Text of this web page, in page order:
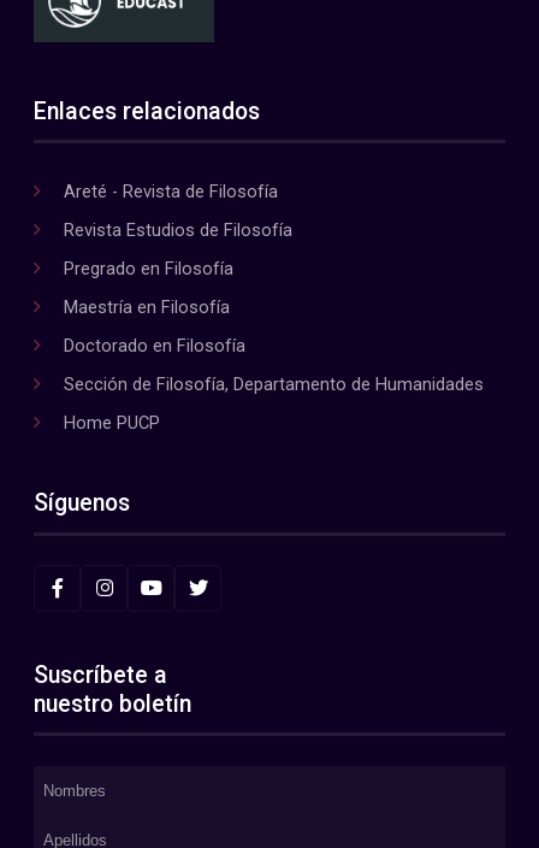
Enlaces relacionados
Areté - Revista de Filosofía
Revista Estudios de Filosofía
Pregrado en Filosofía
Maestría en Filosofía
Doctorado en Filosofía
Sección de Filosofía, Departamento de Humanidades
Home PUCP
Síguenos
Suscríbete a
nuestro boletín